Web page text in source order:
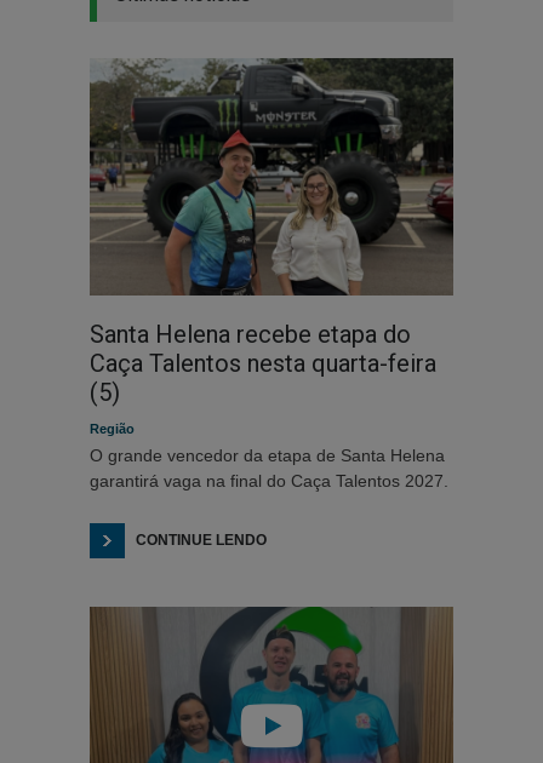
Santa Helena recebe etapa do
Caça Talentos nesta quarta-feira
(5)
Região
O grande vencedor da etapa de Santa Helena
garantirá vaga na final do Caça Talentos 2027.
CONTINUE LENDO